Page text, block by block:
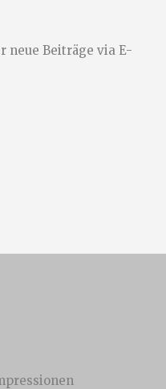
neue Beiträge via E-